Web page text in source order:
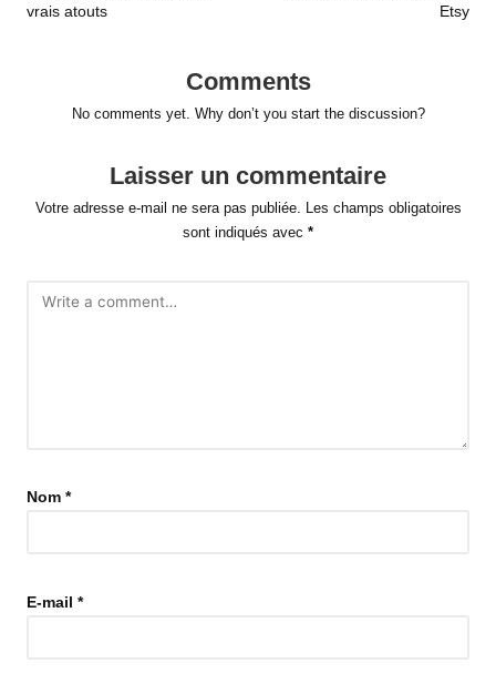
vrais atouts
Etsy
Comments
No comments yet. Why don’t you start the discussion?
Laisser un commentaire
Votre adresse e-mail ne sera pas publiée.
Les champs obligatoires
sont indiqués avec *
Nom *
E-mail *